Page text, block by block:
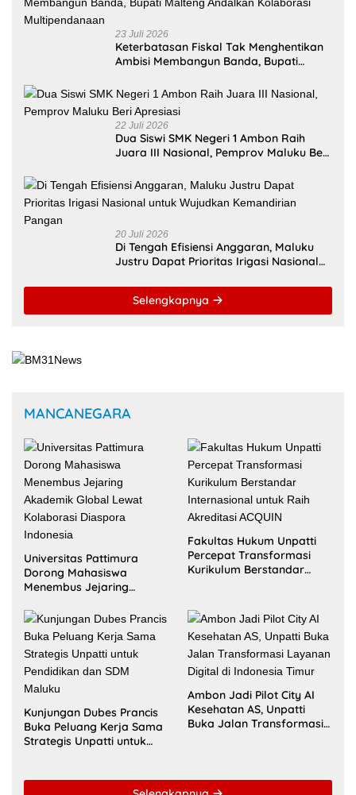
23 Juli 2026
Keterbatasan Fiskal Tak Menghentikan
Ambisi Membangun Banda, Bupati
Multipendanaan
22 Juli 2026
Dua Siswi SMK Negeri 1 Ambon Raih
Juara III Nasional, Pemprov Maluku Beri
20 Juli 2026
Di Tengah Efisiensi Anggaran, Maluku
Justru Dapat Prioritas Irigasi Nasional
Selengkapnya
MANCANEGARA
Universitas Pattimura
Dorong Mahasiswa
Menembus Jejaring
Kolaborasi Diaspora
Indonesia
Fakultas Hukum Unpatti
Percepat Transformasi
Kurikulum Berstandar
Kunjungan Dubes Prancis
Buka Peluang Kerja Sama
Strategis Unpatti untuk
Ambon Jadi Pilot City AI
Kesehatan AS, Unpatti
Buka Jalan Transformasi